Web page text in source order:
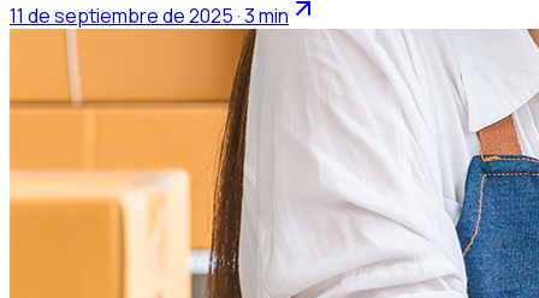
11 de septiembre de 2025 · 3 min